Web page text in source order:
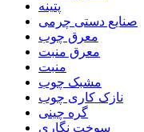
پتینه
صنایع دستی چرمی
معرق چوب
معرق منبت
منبت
مشبک چوب
نازک کاری چوب
گره چینی
سوخت نگاری